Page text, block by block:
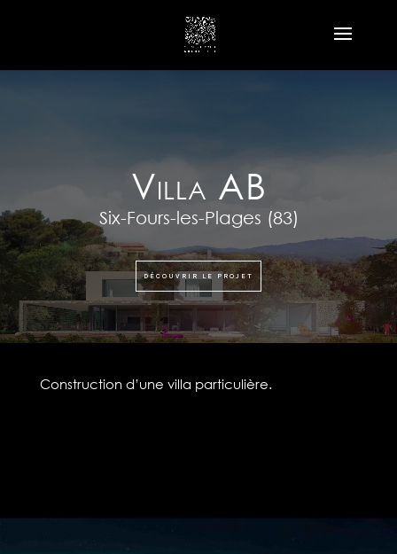
Villa AB
Six-Fours-les-Plages (83)
DÉCOUVRIR LE PROJET
Construction d’une villa particulière.